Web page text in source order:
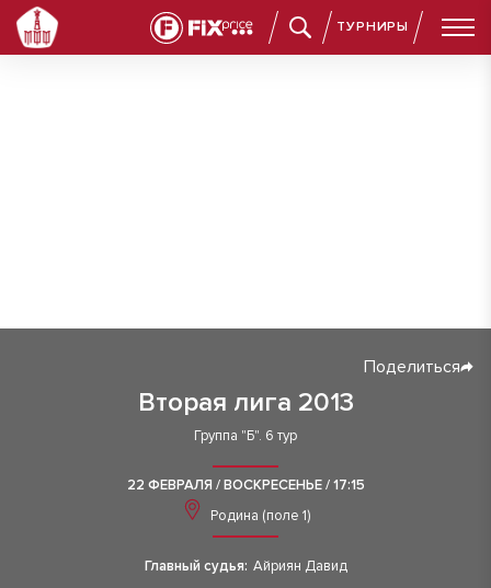
ТУРНИРЫ
Вторая лига 2013
Поделиться
Группа "Б". 6 тур
22 ФЕВРАЛЯ / ВОСКРЕСЕНЬЕ / 17:15
Родина (поле 1)
Главный судья: Айриян Давид